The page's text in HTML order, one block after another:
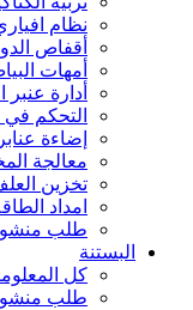
نظام
أقفاص
أمهات
أدارة عنبر
التحكم في
إضاءة
معالجة
تخزين
امداد
طلب
البستنة
كل
طلب